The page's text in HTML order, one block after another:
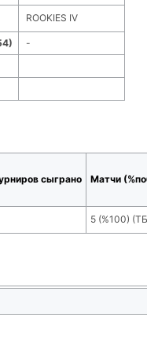
ROOKIES IV
-
сыграно
Матчи
5 (%100)